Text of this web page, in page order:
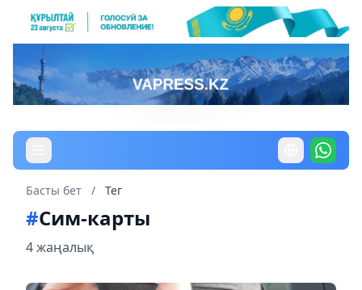
Басты бет / Тег
#Сим-карты
4 жаңалық